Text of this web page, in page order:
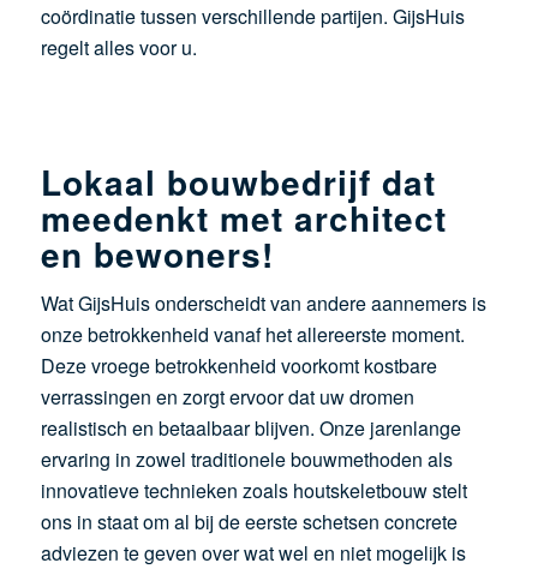
coördinatie tussen verschillende partijen. GijsHuis
regelt alles voor u.
Lokaal bouwbedrijf dat
meedenkt met architect
en bewoners!
Wat GijsHuis onderscheidt van andere aannemers is
onze betrokkenheid vanaf het allereerste moment.
Deze vroege betrokkenheid voorkomt kostbare
verrassingen en zorgt ervoor dat uw dromen
realistisch en betaalbaar blijven. Onze jarenlange
ervaring in zowel traditionele bouwmethoden als
innovatieve technieken zoals houtskeletbouw stelt
ons in staat om al bij de eerste schetsen concrete
adviezen te geven over wat wel en niet mogelijk is